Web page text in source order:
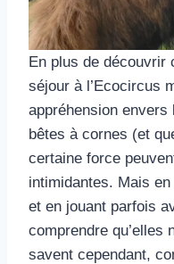
En plus de découvrir
séjour à l’Ecocircus
appréhension
bêtes à cornes (et
certaine force
intimidantes. Mais
et en jouant parfois
comprendre qu’elles
savent cependant,